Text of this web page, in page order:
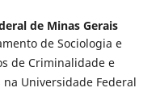
de Minas Gerais
de Sociologia e
de Criminalidade e
na Universidade Federal